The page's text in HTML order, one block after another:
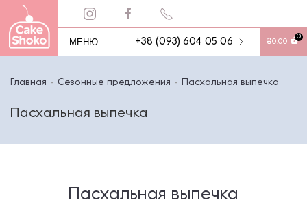
МЕНЮ +38 (093) 604 05 06 ₴0.00
0
Главная Сезонные предложения Пасхальная выпечка
Пасхальная выпечка
-
Пасхальная выпечка